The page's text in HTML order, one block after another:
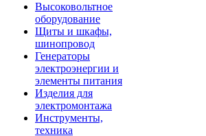
Высоковольтное
оборудование
Щиты и шкафы,
шинопровод
Генераторы
электроэнергии и
элементы питания
Изделия для
электромонтажа
Инструменты,
техника